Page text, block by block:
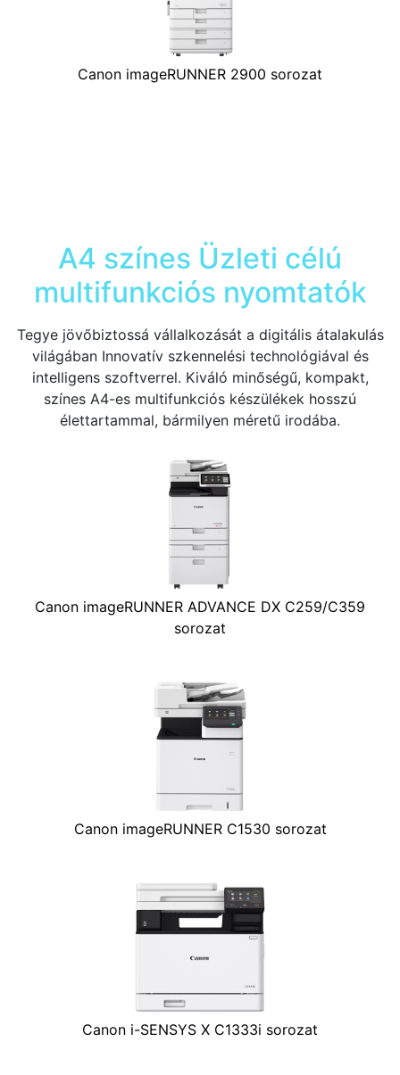
Canon imageRUNNER 2900 sorozat
A4 színes Üzleti célú
multifunkciós nyomtatók
Tegye jövőbiztossá vállalkozását a digitális átalakulás
világában Innovatív szkennelési technológiával és
intelligens szoftverrel. Kiváló minőségű, kompakt,
színes A4-es multifunkciós készülékek hosszú
élettartammal, bármilyen méretű irodába.
Canon imageRUNNER ADVANCE DX C259/C359
sorozat
Canon imageRUNNER C1530 sorozat
Canon i-SENSYS X C1333i sorozat